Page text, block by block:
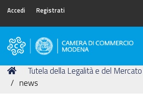
Accedi Registrati
Camera
Commercio
di
Tu
sei
Home
Tutela della Legalità e del Mercato
news